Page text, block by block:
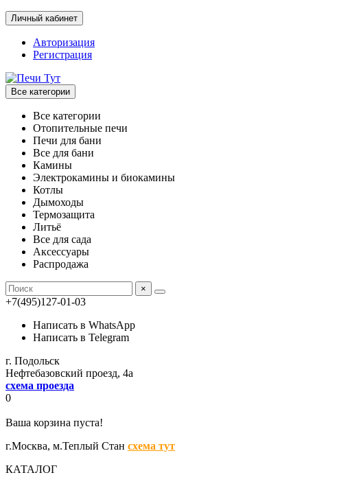
Личный кабинет
Авторизация
Регистрация
Все категории
Все категории
Отопительные печи
Печи для бани
Все для бани
Камины
Электрокамины и биокамины
Котлы
Дымоходы
Термозащита
Литьё
Все для сада
Аксессуары
Распродажа
×
+7(495)127-01-03
Написать в WhatsApp
Написать в Telegram
г. Подольск
Нефтебазовский проезд, 4а
схема проезда
0
Ваша корзина пуста!
г.Москва, м.Теплый Стан схема тут
КАТАЛОГ